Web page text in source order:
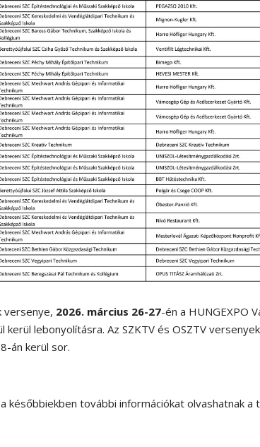
versenye, 2026. március 26-27-én a HUNGEXPO
kerül lebonyolításra. Az SZKTV és OSZTV versenyek
án kerül sor.
későbbiekben további információkat olvashatnak a